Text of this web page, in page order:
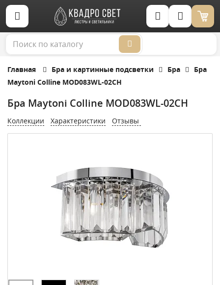
Корзина (0)
Главная Бра и картинные подсветки Бра
Бра
Maytoni Colline MOD083WL-02CH
Бра Maytoni Colline MOD083WL-02CH
Коллекции Характеристики Отзывы